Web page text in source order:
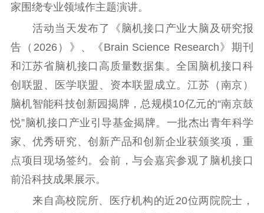
精品出版 全民阅读
扫黄打非
电影工作
电影创作 电影市场
机关党建
党建要闻 学习在线
文化人才
紫金人才 职称评审
家围绕专业领域作主题演讲。
活动当天发布了《脑机接口产业大脑及研究报
告（2026）》、《Brain Science Research》期刊
和江苏省脑机接口高质量数据集。全国脑机接口科
创联盟、医学联盟、资本联盟成立。江苏（南京）
脑机智能科技创新园揭牌，总规模10亿元的“南京鼓
悦”脑机接口产业引导基金揭牌。一批杰出青年科学
家、优秀研究、创新产品和创新企业获颁奖项，重
点项目现场签约。会前，与会嘉宾参观了脑机接口
前沿科技成果展示。
来自高校院所、医疗机构的近20位两院院士，